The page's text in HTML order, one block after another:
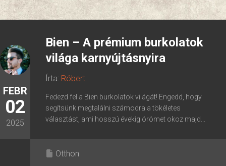
FEBR
02
2025
Bien – A prémium burkolatok
világa karnyújtásnyira
Írta: Róbert
Fedezd fel a Bien burkolatok világát! Engedd, hogy
segítsünk megtalálni számodra a tökéletes
választást, ami hosszú évekig örömet okoz majd...
Otthon